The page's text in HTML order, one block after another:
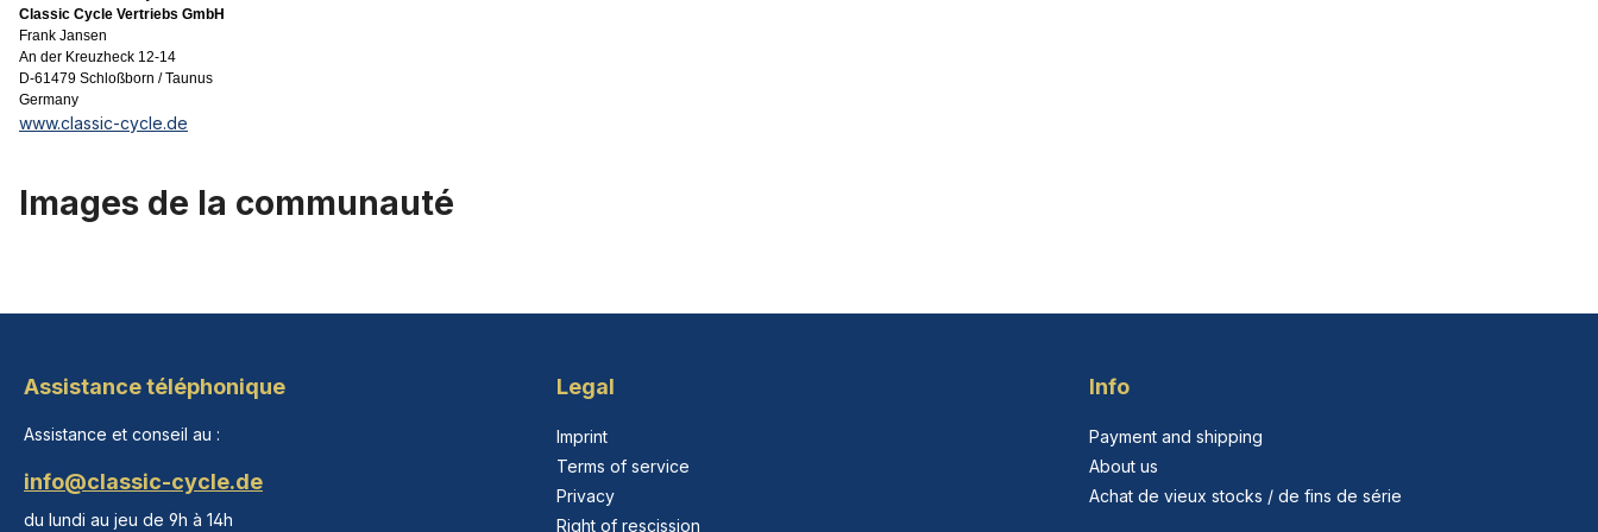
Classic Cycle Vertriebs GmbH
Frank Jansen
An der Kreuzheck 12-14
D-61479 Schloßborn / Taunus
Germany
www.classic-cycle.de
Images de la communauté
Assistance téléphonique
Assistance et conseil au :
info@classic-cycle.de
du lundi au jeu de 9h à 14h
Legal
Imprint
Terms of service
Privacy
Right of rescission
Info
Payment and shipping
About us
Achat de vieux stocks / de fins de série